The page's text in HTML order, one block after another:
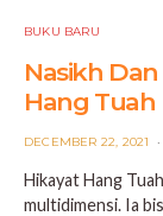
BUKU BARU
Nasikh
Hang Tuah
POSTED
DECEMBER 22, 2021
Hikayat Hang
multidimensi. Ia